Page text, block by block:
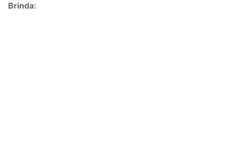
Brinda: